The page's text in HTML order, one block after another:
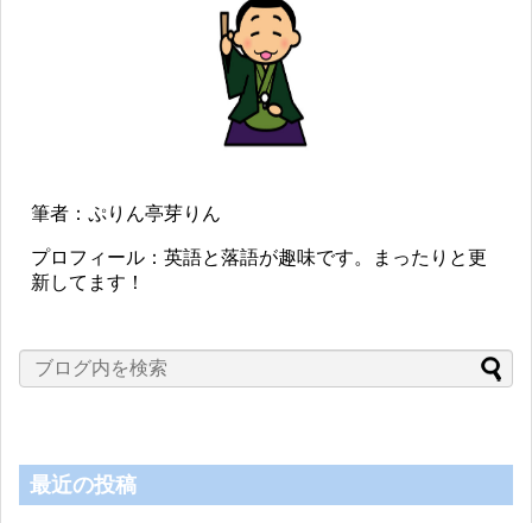
筆者：ぷりん亭芽りん
プロフィール：英語と落語が趣味です。まったりと更
新してます！
最近の投稿